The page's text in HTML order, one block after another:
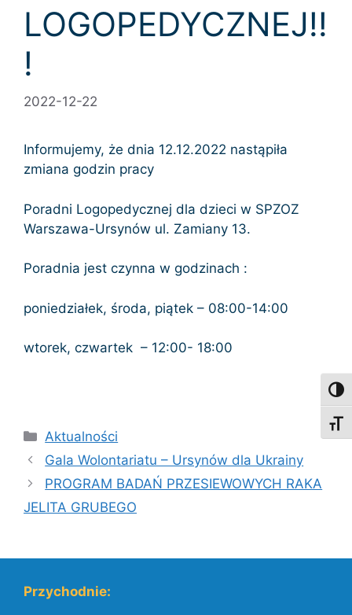
LOGOPEDYCZNEJ!!
!
2022-12-22
Informujemy, że dnia 12.12.2022 nastąpiła
zmiana godzin pracy
Poradni Logopedycznej dla dzieci w SPZOZ
Warszawa-Ursynów ul. Zamiany 13.
Poradnia jest czynna w godzinach :
poniedziałek, środa, piątek – 08:00-14:00
wtorek, czwartek – 12:00- 18:00
Kategorie
Aktualności
Gala Wolontariatu – Ursynów dla Ukrainy
PROGRAM BADAŃ PRZESIEWOWYCH RAKA
JELITA GRUBEGO
Przychodnie: